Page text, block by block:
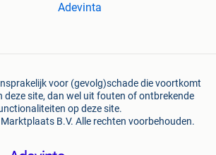
Adevinta
voor (gevolg)schade die voortkomt
deze site, dan wel uit fouten of ontbrekende
op deze site.
B.V. Alle rechten voorbehouden.